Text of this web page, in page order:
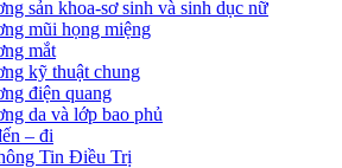
sản khoa-sơ sinh và sinh dục nữ
mũi họng miệng
mắt
kỹ thuật chung
điện quang
da và lớp bao phủ
– đi
Tin Điều Trị